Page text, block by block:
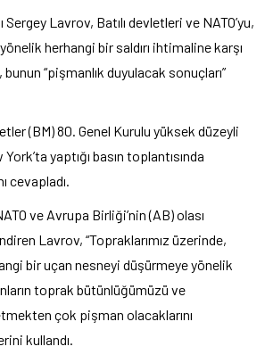
Sergey Lavrov, Batılı devletleri ve NATO’yu,
önelik herhangi bir saldırı ihtimaline karşı
“pişmanlık duyulacak sonuçları”
(BM) 80. Genel Kurulu yüksek düzeyli
York’ta yaptığı basın toplantısında
cevapladı.
ve Avrupa Birliği’nin (AB) olası
Lavrov, “Topraklarımız üzerinde,
bir uçan nesneyi düşürmeye yönelik
toprak bütünlüğümüzü ve
çok pişman olacaklarını
kullandı.